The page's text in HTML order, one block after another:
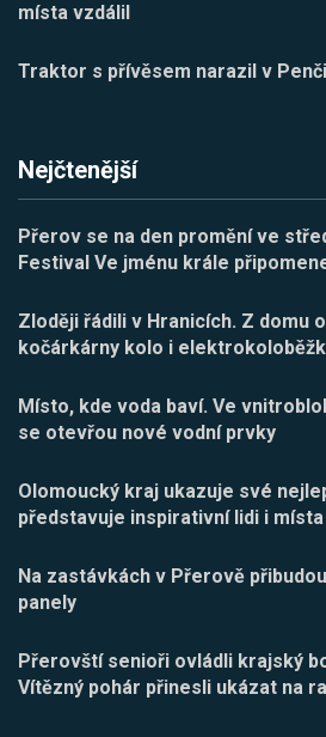
místa vzdálil
Traktor s přívěsem narazil v
Nejčtenější
Přerov se na den promění ve
Festival Ve jménu krále
Zloději řádili v Hranicích. Z domu
kočárkárny kolo i
Místo, kde voda baví. Ve
se otevřou nové vodní prvky
Olomoucký kraj ukazuje své
představuje inspirativní lidi i místa
Na zastávkách v Přerově
panely
Přerovští senioři ovládli krajský
Vítězný pohár přinesli ukázat na